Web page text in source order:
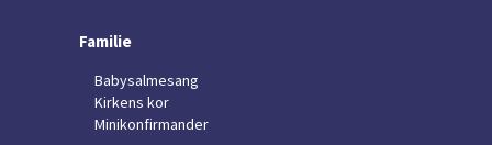
Familie
Babysalmesang
Kirkens kor
Minikonfirmander